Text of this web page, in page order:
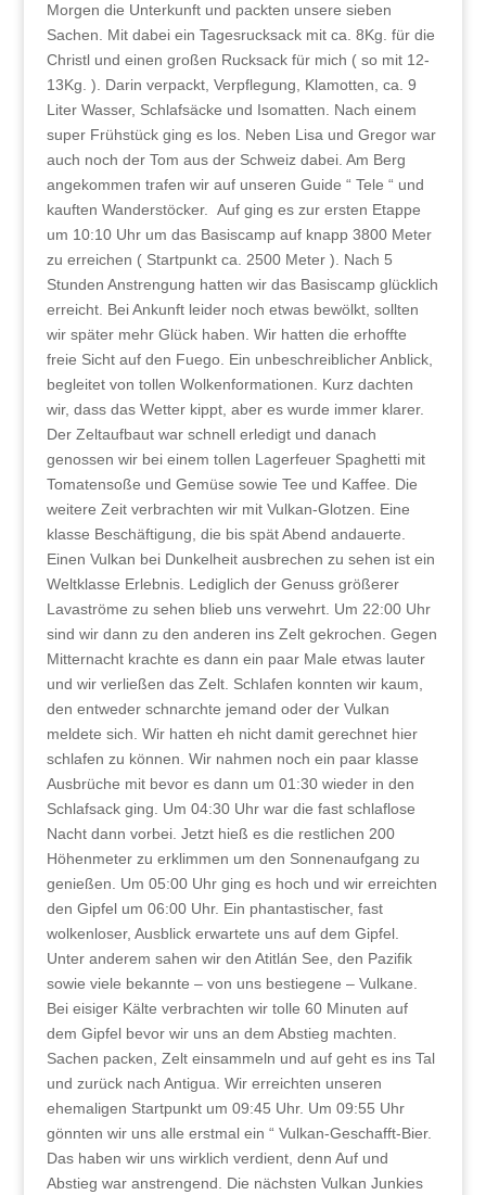
Morgen die Unterkunft und packten unsere sieben
Sachen. Mit dabei ein Tagesrucksack mit ca. 8Kg. für die
Christl und einen großen Rucksack für mich ( so mit 12-
13Kg. ). Darin verpackt, Verpflegung, Klamotten, ca. 9
Liter Wasser, Schlafsäcke und Isomatten. Nach einem
super Frühstück ging es los. Neben Lisa und Gregor war
auch noch der Tom aus der Schweiz dabei. Am Berg
angekommen trafen wir auf unseren Guide “ Tele “ und
kauften Wanderstöcker. Auf ging es zur ersten Etappe
um 10:10 Uhr um das Basiscamp auf knapp 3800 Meter
zu erreichen ( Startpunkt ca. 2500 Meter ). Nach 5
Stunden Anstrengung hatten wir das Basiscamp glücklich
erreicht. Bei Ankunft leider noch etwas bewölkt, sollten
wir später mehr Glück haben. Wir hatten die erhoffte
freie Sicht auf den Fuego. Ein unbeschreiblicher Anblick,
begleitet von tollen Wolkenformationen. Kurz dachten
wir, dass das Wetter kippt, aber es wurde immer klarer.
Der Zeltaufbaut war schnell erledigt und danach
genossen wir bei einem tollen Lagerfeuer Spaghetti mit
Tomatensoße und Gemüse sowie Tee und Kaffee. Die
weitere Zeit verbrachten wir mit Vulkan-Glotzen. Eine
klasse Beschäftigung, die bis spät Abend andauerte.
Einen Vulkan bei Dunkelheit ausbrechen zu sehen ist ein
Weltklasse Erlebnis. Lediglich der Genuss größerer
Lavaströme zu sehen blieb uns verwehrt. Um 22:00 Uhr
sind wir dann zu den anderen ins Zelt gekrochen. Gegen
Mitternacht krachte es dann ein paar Male etwas lauter
und wir verließen das Zelt. Schlafen konnten wir kaum,
den entweder schnarchte jemand oder der Vulkan
meldete sich. Wir hatten eh nicht damit gerechnet hier
schlafen zu können. Wir nahmen noch ein paar klasse
Ausbrüche mit bevor es dann um 01:30 wieder in den
Schlafsack ging. Um 04:30 Uhr war die fast schlaflose
Nacht dann vorbei. Jetzt hieß es die restlichen 200
Höhenmeter zu erklimmen um den Sonnenaufgang zu
genießen. Um 05:00 Uhr ging es hoch und wir erreichten
den Gipfel um 06:00 Uhr. Ein phantastischer, fast
wolkenloser, Ausblick erwartete uns auf dem Gipfel.
Unter anderem sahen wir den Atitlán See, den Pazifik
sowie viele bekannte – von uns bestiegene – Vulkane.
Bei eisiger Kälte verbrachten wir tolle 60 Minuten auf
dem Gipfel bevor wir uns an dem Abstieg machten.
Sachen packen, Zelt einsammeln und auf geht es ins Tal
und zurück nach Antigua. Wir erreichten unseren
ehemaligen Startpunkt um 09:45 Uhr. Um 09:55 Uhr
gönnten wir uns alle erstmal ein “ Vulkan-Geschafft-Bier.
Das haben wir uns wirklich verdient, denn Auf und
Abstieg war anstrengend. Die nächsten Vulkan Junkies